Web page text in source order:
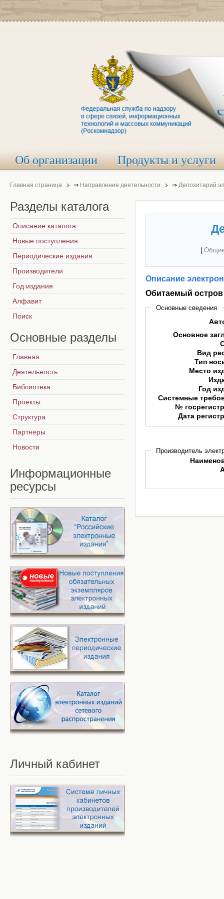
Об организации Продукты и услуги
Главная страница ⇒ Направление деятельности ⇒ Депозитарий
Описание
Обитаемый остров
Основные сведения
Основное
Вид
Тип
Место
Год
Системные
№
Дата
Производитель
Разделы каталога
Описание каталога
Новые поступления
Периодические издания
Производители
Год издания
Алфавит
Поиск
Основные разделы
Главная
Деятельность
Библиотека
Проекты
Структура
Партнеры
Новости
Информационные
ресурсы
Личный кабинет